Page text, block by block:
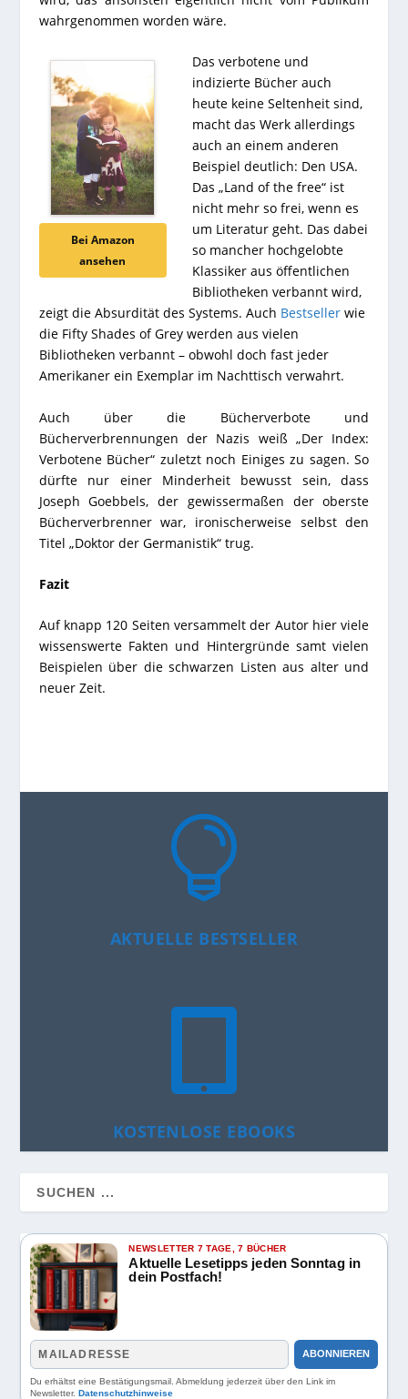
wahrgenommen worden wäre.
Bei Amazon
ansehen
Das verbotene und
indizierte Bücher auch
heute keine Seltenheit sind,
macht das Werk allerdings
auch an einem anderen
Beispiel deutlich: Den USA.
Das „Land of the free“ ist
nicht mehr so frei, wenn es
um Literatur geht. Das dabei
so mancher hochgelobte
Klassiker aus öffentlichen
Bibliotheken verbannt wird,
zeigt die Absurdität des Systems. Auch Bestsellerwie
die Fifty Shades of Grey werden aus vielen
Bibliotheken verbannt – obwohl doch fast jeder
Amerikaner ein Exemplar im Nachttisch verwahrt.
Auch über die Bücherverbote und
Bücherverbrennungen der Nazis weiß „Der Index:
Verbotene Bücher“ zuletzt noch Einiges zu sagen. So
dürfte nur einer Minderheit bewusst sein, dass
Joseph Goebbels, der gewissermaßen der oberste
Bücherverbrenner war, ironischerweise selbst den
Titel „Doktor der Germanistik“ trug.
Fazit
Auf knapp 120 Seiten versammelt der Autor hier viele
wissenswerte Fakten und Hintergründe samt vielen
Beispielen über die schwarzen Listen aus alter und
neuer Zeit.

AKTUELLE BESTSELLER
KOSTENLOSE EBOOKS
NEWSLETTER 7 TAGE, 7 BÜCHER
Aktuelle Lesetipps jeden Sonntag in
dein Postfach!
ABONNIEREN
Du erhältst eine Bestätigungsmail. Abmeldung jederzeit über den Link im
Newsletter.Datenschutzhinweise